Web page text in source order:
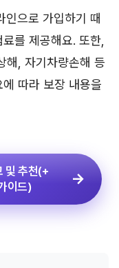
인으로 가입하기 때
를 제공해요. 또한,
해, 자기차량손해 등
따라 보장 내용을
및 추천(+
이드)